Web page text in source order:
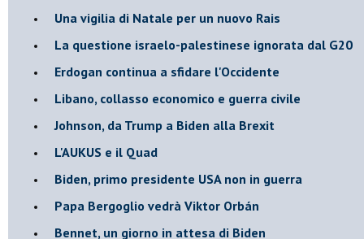
Una vigilia di Natale per un nuovo Rais
La questione israelo-palestinese ignorata dal G20
Erdogan continua a sfidare l'Occidente
Libano, collasso economico e guerra civile
Johnson, da Trump a Biden alla Brexit
L'AUKUS e il Quad
Biden, primo presidente USA non in guerra
Papa Bergoglio vedrà Viktor Orbán
Bennet, un giorno in attesa di Biden